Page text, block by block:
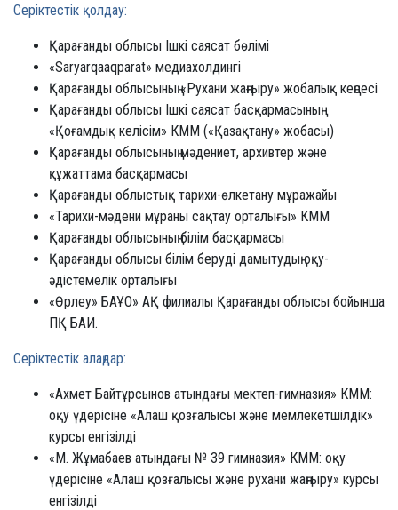
Серіктестік қолдау:
Қарағанды облысы Ішкі саясат бөлімі
«Saryarqaaqparat» медиахолдингі
Қарағанды облысының «Рухани жаңғыру» жобалық кеңсесі
Қарағанды облысы Ішкі саясат басқармасының
«Қоғамдық келісім» КММ («Қазақтану» жобасы)
Қарағанды облысының мәдениет, архивтер және
құжаттама басқармасы
Қарағанды облыстық тарихи-өлкетану мұражайы
«Тарихи-мәдени мұраны сақтау орталығы» КММ
Қарағанды облысының білім басқармасы
Қарағанды облысы білім беруді дамытудың оқу-
әдістемелік орталығы
«Өрлеу» БАҰО» АҚ филиалы Қарағанды облысы бойынша
ПҚ БАИ.
Серіктестік алаңдар:
«Ахмет Байтұрсынов атындағы мектеп-гимназия» КММ:
оқу үдерісіне «Алаш қозғалысы және мемлекетшілдік»
курсы енгізілді
«М. Жұмабаев атындағы № 39 гимназия» КММ: оқу
үдерісіне «Алаш қозғалысы және рухани жаңғыру» курсы
енгізілді